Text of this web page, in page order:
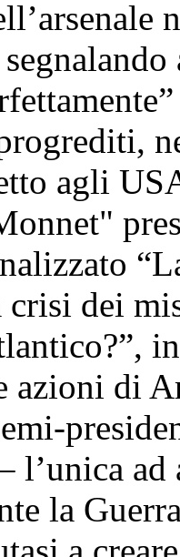
agli
crisi dei
azioni di
l’unica
la